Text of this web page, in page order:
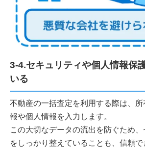
3-4.セキュリティや個人情報保
いる
不動産の一括査定を利用する際は、
報や個人情報を入力します。
この大切なデータの流出を防ぐため、
をしっかり整えていることも、信頼